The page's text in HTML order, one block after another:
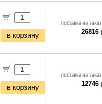
в корзину
поставка на
26816
в корзину
поставка на
12746